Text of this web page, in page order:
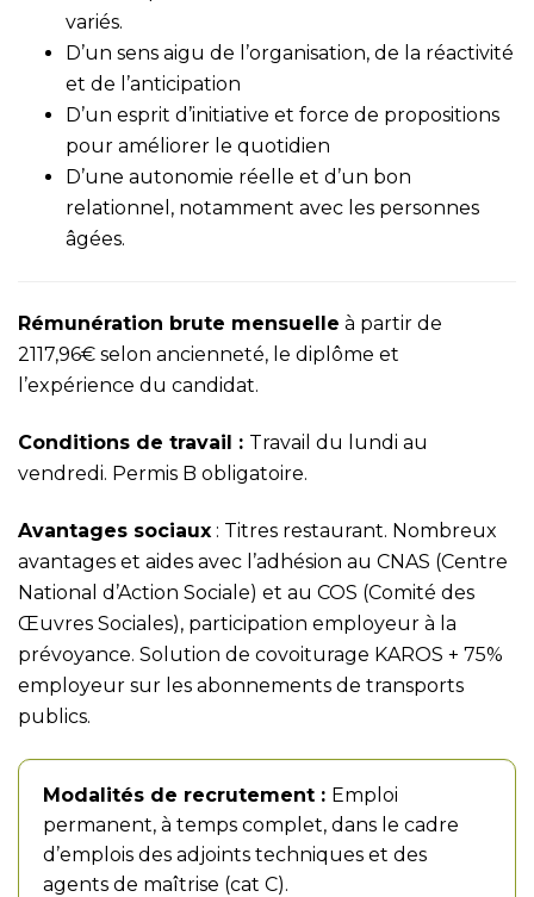
variés.
D’un sens aigu de l’organisation, de la réactivité
et de l’anticipation
D’un esprit d’initiative et force de propositions
pour améliorer le quotidien
D’une autonomie réelle et d’un bon
relationnel, notamment avec les personnes
âgées.
Rémunération brute mensuelle à partir de
2117,96€ selon ancienneté, le diplôme et
l’expérience du candidat.
Conditions de travail : Travail du lundi au
vendredi. Permis B obligatoire.
Avantages sociaux : Titres restaurant. Nombreux
avantages et aides avec l’adhésion au CNAS (Centre
National d’Action Sociale) et au COS (Comité des
Œuvres Sociales), participation employeur à la
prévoyance. Solution de covoiturage KAROS + 75%
employeur sur les abonnements de transports
publics.
Modalités de recrutement : Emploi
permanent, à temps complet, dans le cadre
d’emplois des adjoints techniques et des
agents de maîtrise (cat C).